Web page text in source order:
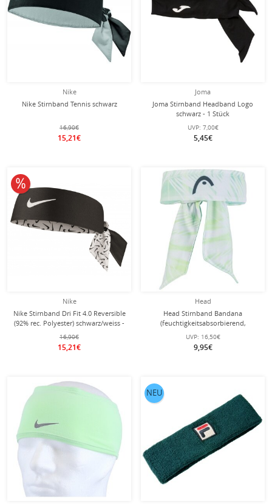
Nike
Nike Stirnband Tennis schwarz
16,90€
15,21€
Joma
Joma Stirnband Headband Logo
schwarz - 1 Stück
UVP: 7,00€
5,45€
Nike
Nike Stirnband Dri Fit 4.0 Reversible
(92% rec. Polyester) schwarz/weiss -
1 Stück
16,90€
15,21€
10% reduziert
Head
Head Stirnband Bandana
(feuchtigkeitsabsorbierend,
Microfiber Technologie) mint/weiss-
1 Stück
UVP: 16,50€
9,95€
NEU